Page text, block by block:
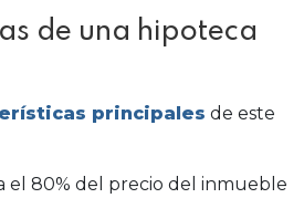
de una hipoteca
principales de este
el 80% del precio del inmueble